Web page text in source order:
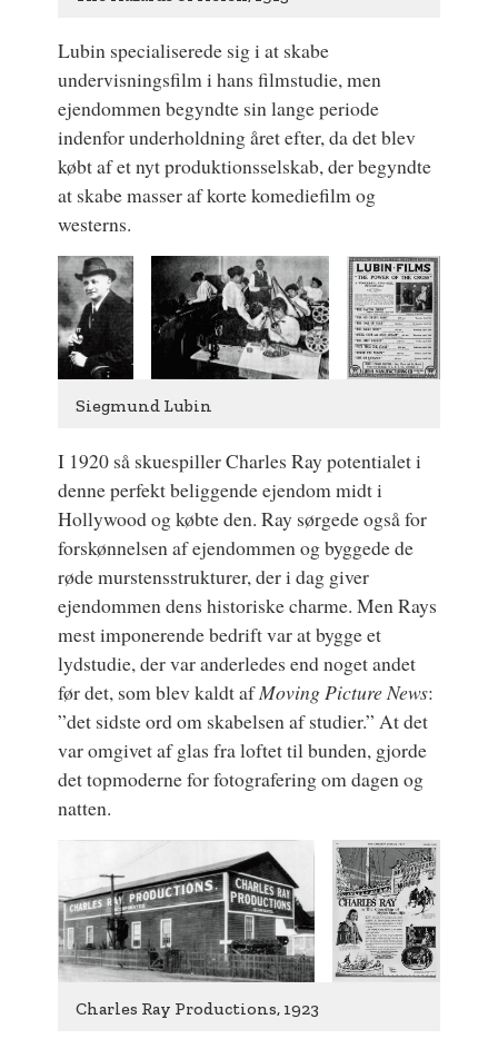
Lubin specialiserede sig i at skabe
undervisningsfilm i hans filmstudie, men
ejendommen begyndte sin lange periode
indenfor underholdning året efter, da det blev
købt af et nyt produktionsselskab, der begyndte
at skabe masser af korte komediefilm og
westerns.
Siegmund Lubin
I 1920 så skuespiller Charles Ray potentialet i
denne perfekt beliggende ejendom midt i
Hollywood og købte den. Ray sørgede også for
forskønnelsen af ejendommen og byggede de
røde murstensstrukturer, der i dag giver
ejendommen dens historiske charme. Men Rays
mest imponerende bedrift var at bygge et
lydstudie, der var anderledes end noget andet
før det, som blev kaldt afMoving Picture News:
”det sidste ord om skabelsen af studier.” At det
var omgivet af glas fra loftet til bunden, gjorde
det topmoderne for fotografering om dagen og
natten.
Charles Ray Productions, 1923